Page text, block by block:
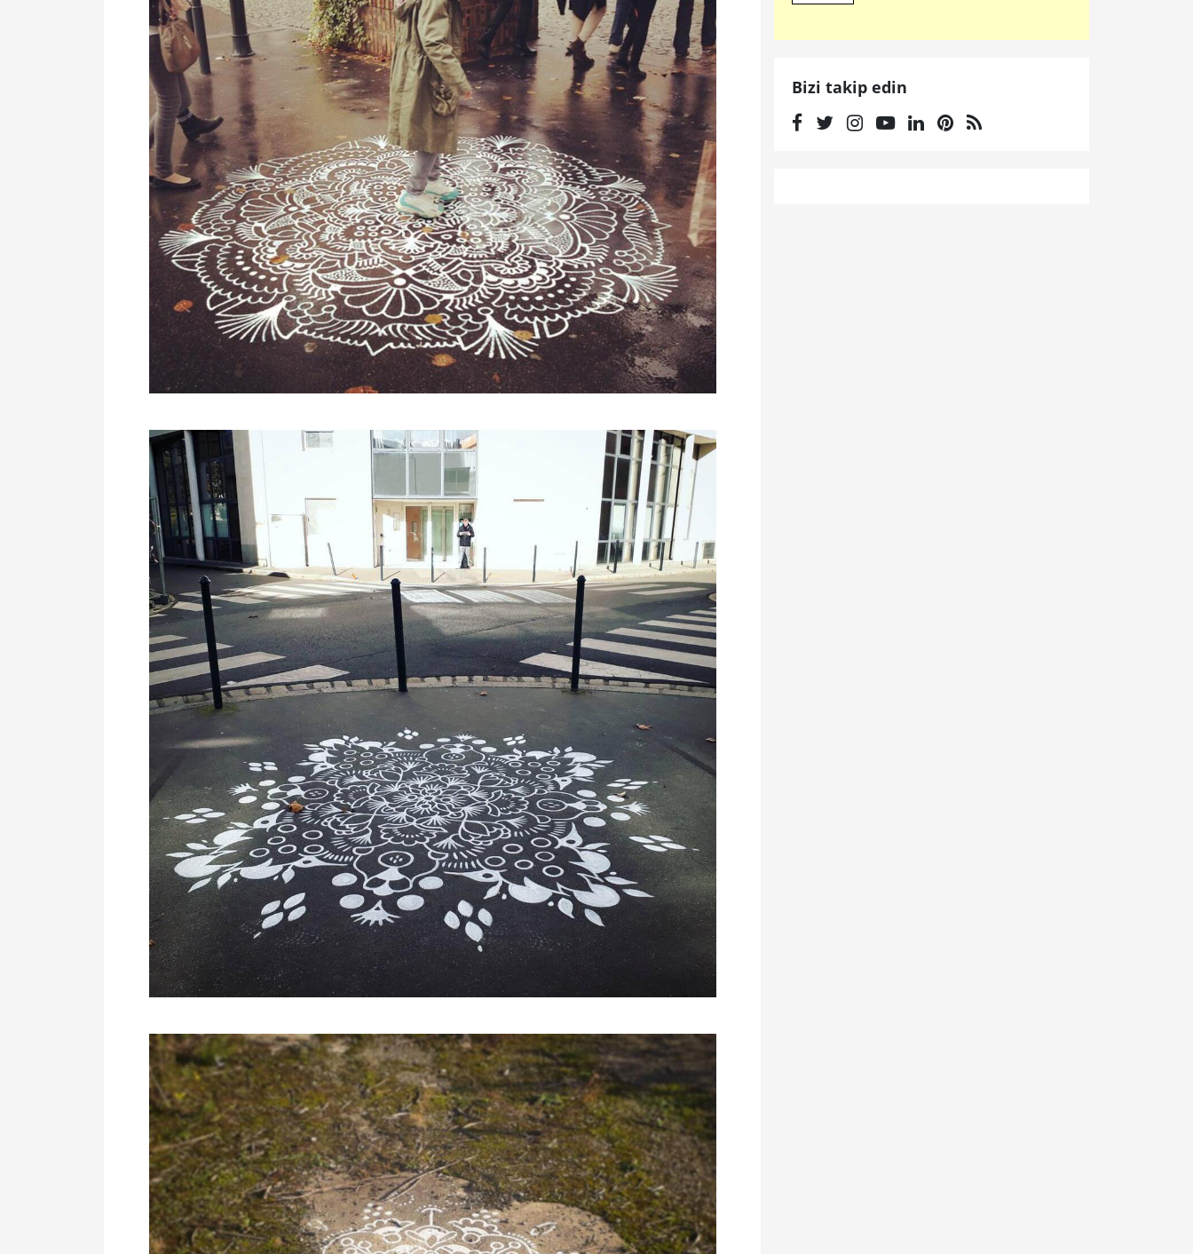
Bizi takip edin